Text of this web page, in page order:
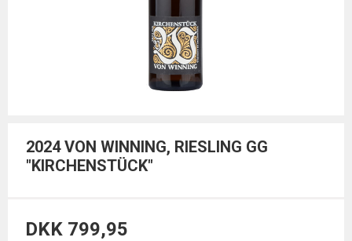
2024 VON WINNING, RIESLING GG
"KIRCHENSTÜCK"
DKK 799,95